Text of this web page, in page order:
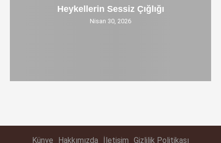
Heykellerin Sessiz Çığlığı
Nisan 30, 2026
Künye Hakkımızda İletişim Gizlilik Politikası